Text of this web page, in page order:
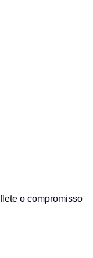
o compromisso